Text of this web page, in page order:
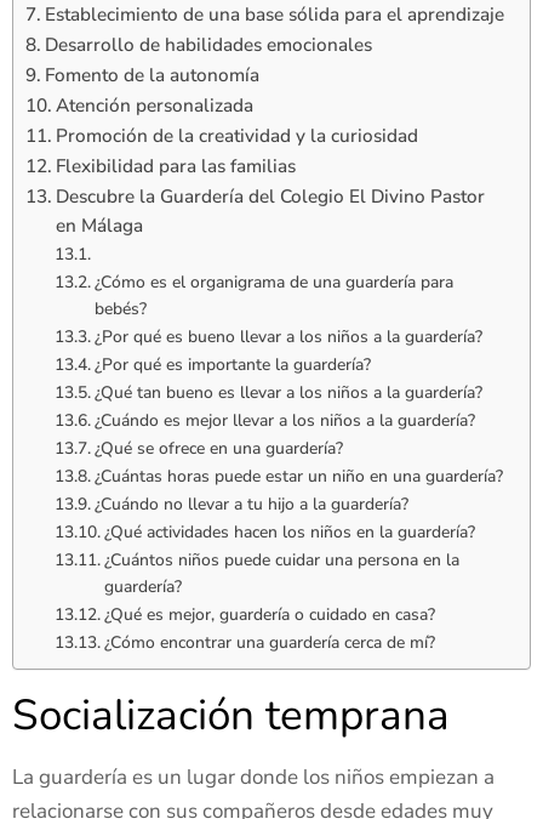
Establecimiento de una base sólida para el aprendizaje
Desarrollo de habilidades emocionales
Fomento de la autonomía
Atención personalizada
Promoción de la creatividad y la curiosidad
Flexibilidad para las familias
Descubre la Guardería del Colegio El Divino Pastor
en Málaga
¿Cómo es el organigrama de una guardería para
bebés?
¿Por qué es bueno llevar a los niños a la guardería?
¿Por qué es importante la guardería?
¿Qué tan bueno es llevar a los niños a la guardería?
¿Cuándo es mejor llevar a los niños a la guardería?
¿Qué se ofrece en una guardería?
¿Cuántas horas puede estar un niño en una guardería?
¿Cuándo no llevar a tu hijo a la guardería?
¿Qué actividades hacen los niños en la guardería?
¿Cuántos niños puede cuidar una persona en la
guardería?
¿Qué es mejor, guardería o cuidado en casa?
¿Cómo encontrar una guardería cerca de mí?
Socialización temprana
La guardería es un lugar donde los niños empiezan a
relacionarse con sus compañeros desde edades muy